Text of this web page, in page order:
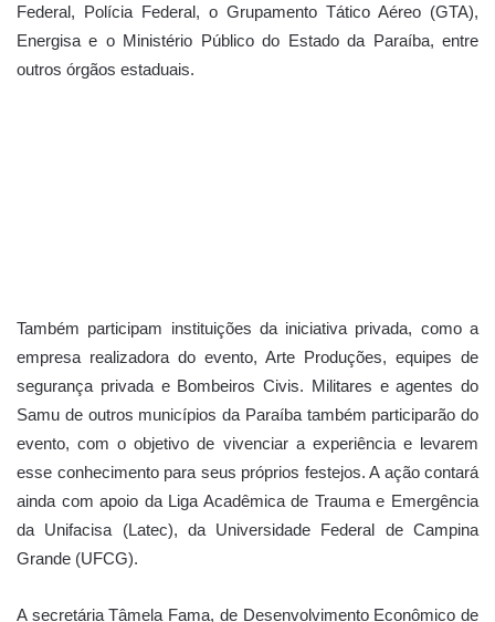
Federal, Polícia Federal, o Grupamento Tático Aéreo (GTA),
Energisa e o Ministério Público do Estado da Paraíba, entre
outros órgãos estaduais.
Também participam instituições da iniciativa privada, como a
empresa realizadora do evento, Arte Produções, equipes de
segurança privada e Bombeiros Civis. Militares e agentes do
Samu de outros municípios da Paraíba também participarão do
evento, com o objetivo de vivenciar a experiência e levarem
esse conhecimento para seus próprios festejos. A ação contará
ainda com apoio da Liga Acadêmica de Trauma e Emergência
da Unifacisa (Latec), da Universidade Federal de Campina
Grande (UFCG).
A secretária Tâmela Fama, de Desenvolvimento Econômico de